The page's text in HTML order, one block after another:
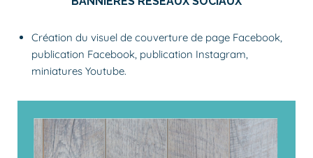
Création du visuel de couverture de page Facebook,
publication Facebook, publication Instagram,
miniatures Youtube.